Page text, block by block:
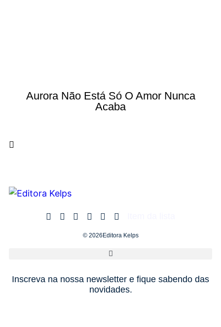
Aurora Não Está Só O Amor Nunca
Acaba
© 2026Editora Kelps
Inscreva na nossa newsletter e fique sabendo das
novidades.